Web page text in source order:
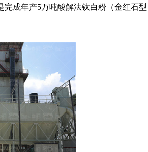
完成年产5万吨酸解法钛白粉（金红石